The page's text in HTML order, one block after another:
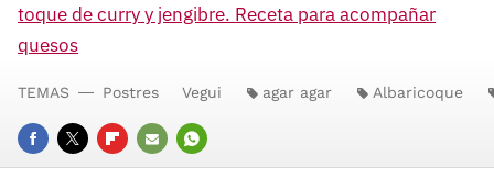
toque de curry y jengibre. Receta para acompañar
quesos
FACEBOOK
TWITTERFLIPBOARD
E-
WHATSAPP
TEMAS Postres Vegui agar agar Albaricoque